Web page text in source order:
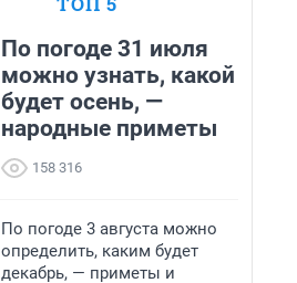
По погоде 31 июля
можно узнать, какой
будет осень, —
народные приметы
158 316
По погоде 3 августа можно
определить, каким будет
декабрь, — приметы и